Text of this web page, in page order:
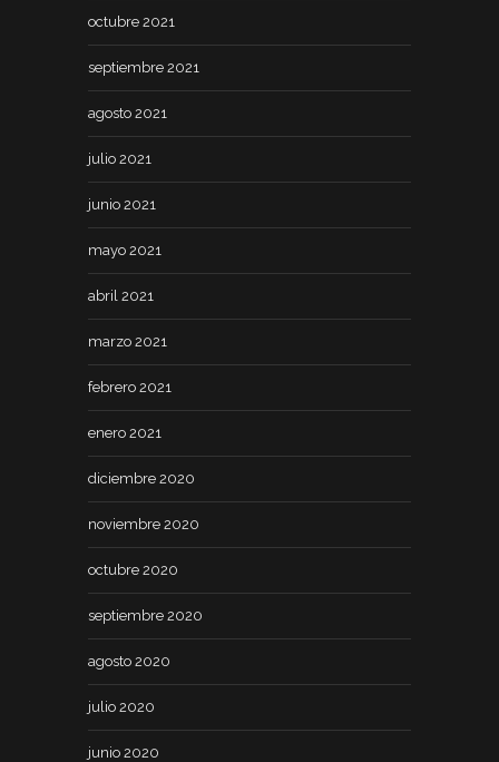
octubre 2021
septiembre 2021
agosto 2021
julio 2021
junio 2021
mayo 2021
abril 2021
marzo 2021
febrero 2021
enero 2021
diciembre 2020
noviembre 2020
octubre 2020
septiembre 2020
agosto 2020
julio 2020
junio 2020